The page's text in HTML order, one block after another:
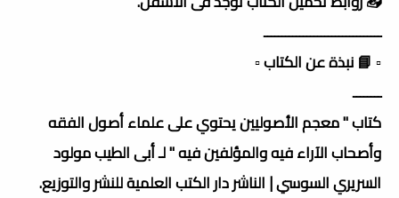
ـــــــــــــــــــــــــــــــــ
▫️ 📘 نبذة عن الكتاب ▫️
ــــــــ
كتاب " معجم الأصوليين يحتوي على علماء أصول الفقه
وأصحاب الآراء فيه والمؤلفين فيه " لـ أبى الطيب مولود
السريري السوسي | الناشر دار الكتب العلمية للنشر والتوزيع.